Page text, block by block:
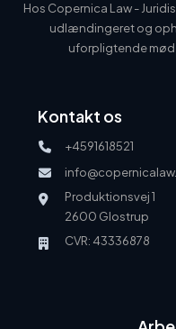
Hos Copernica Law -
udlændingeret og
uforpligtende
Kontakt os
+4591618521
Produktionsvej 1
2600 Glostrup
CVR: 43336878